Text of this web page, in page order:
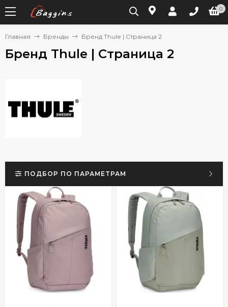
0
Главная Бренды Бренд Thule | Страница 2
Бренд Thule | Страница 2
ПОДБОР ПО ПАРАМЕТРАМ